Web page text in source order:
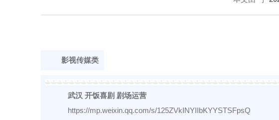
影视传媒类
武汉 开饭喜剧 剧场运营
https://mp.weixin.qq.com/s/125ZVkINYIIbKYYSTSFpsQ